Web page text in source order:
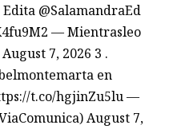
@SalamandraEd
— Mientrasleo
7, 2026 3 .
en
t.co/hgjinZu5lu —
August 7,